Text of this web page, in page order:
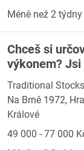
Méně než 2 týdny
Chceš si
výkonem?
Traditional
Na Brně 1972,
Králové
49 000 - 77 000